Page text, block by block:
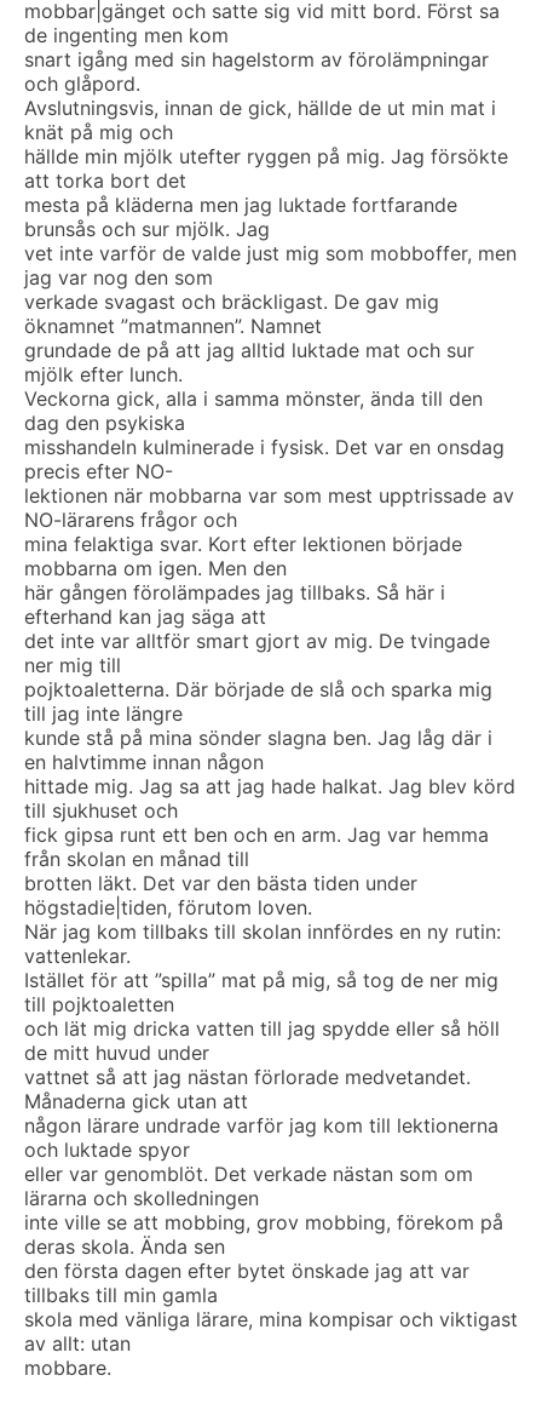
mobbar|gänget och satte sig vid mitt bord. Först sa
de ingenting men kom
snart igång med sin hagelstorm av förolämpningar
och glåpord.
Avslutningsvis, innan de gick, hällde de ut min mat i
knät på mig och
hällde min mjölk utefter ryggen på mig. Jag försökte
att torka bort det
mesta på kläderna men jag luktade fortfarande
brunsås och sur mjölk. Jag
vet inte varför de valde just mig som mobboffer, men
jag var nog den som
verkade svagast och bräckligast. De gav mig
öknamnet ”matmannen”. Namnet
grundade de på att jag alltid luktade mat och sur
mjölk efter lunch.
Veckorna gick, alla i samma mönster, ända till den
dag den psykiska
misshandeln kulminerade i fysisk. Det var en onsdag
precis efter NO-
lektionen när mobbarna var som mest upptrissade av
NO-lärarens frågor och
mina felaktiga svar. Kort efter lektionen började
mobbarna om igen. Men den
här gången förolämpades jag tillbaks. Så här i
efterhand kan jag säga att
det inte var alltför smart gjort av mig. De tvingade
ner mig till
pojktoaletterna. Där började de slå och sparka mig
till jag inte längre
kunde stå på mina sönder slagna ben. Jag låg där i
en halvtimme innan någon
hittade mig. Jag sa att jag hade halkat. Jag blev körd
till sjukhuset och
fick gipsa runt ett ben och en arm. Jag var hemma
från skolan en månad till
brotten läkt. Det var den bästa tiden under
högstadie|tiden, förutom loven.
När jag kom tillbaks till skolan innfördes en ny rutin:
vattenlekar.
Istället för att ”spilla” mat på mig, så tog de ner mig
till pojktoaletten
och lät mig dricka vatten till jag spydde eller så höll
de mitt huvud under
vattnet så att jag nästan förlorade medvetandet.
Månaderna gick utan att
någon lärare undrade varför jag kom till lektionerna
och luktade spyor
eller var genomblöt. Det verkade nästan som om
lärarna och skolledningen
inte ville se att mobbing, grov mobbing, förekom på
deras skola. Ända sen
den första dagen efter bytet önskade jag att var
tillbaks till min gamla
skola med vänliga lärare, mina kompisar och viktigast
av allt: utan
mobbare.